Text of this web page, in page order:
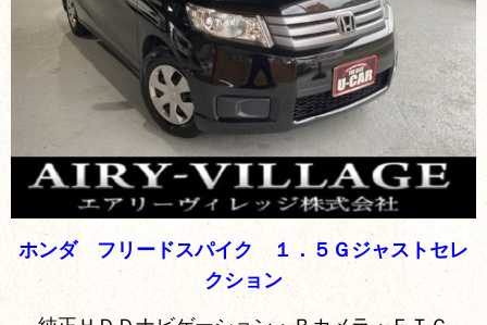
ホンダ フリードスパイク １．５Ｇジャストセレ
クション